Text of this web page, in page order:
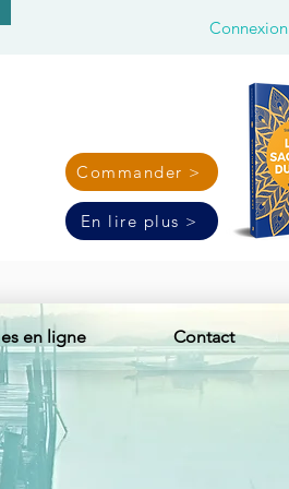
Connexion
Commander >
En lire plus >
en ligne Contact